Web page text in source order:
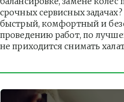
срочных сервисных
быстрый, комфортный и
проведению работ, по
не приходится снимать